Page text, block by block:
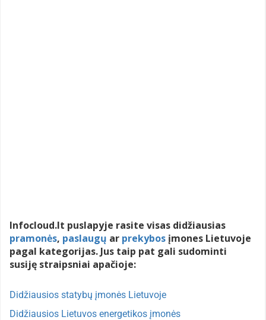
Infocloud.lt puslapyje rasite visas didžiausias
pramonės, paslaugų ar prekybos įmones Lietuvoje
pagal kategorijas. Jus taip pat gali sudominti
susiję straipsniai apačioje:
Didžiausios statybų įmonės Lietuvoje
Didžiausios Lietuvos energetikos įmonės